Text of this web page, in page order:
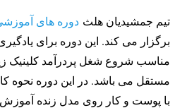
تیم جمشیدیان هلث دوره های
برگزار می کند. این دوره برای
مناسب شروع شغل پردرآمد کلینیک
مستقل می باشد. در این دوره نحوه
با پوست و کار روی مدل زنده